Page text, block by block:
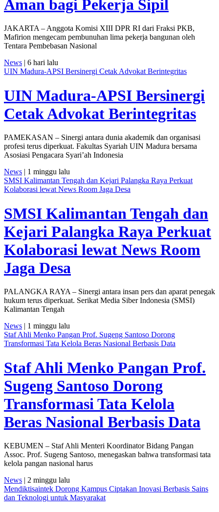
Aman bagi Pekerja Sipil
JAKARTA – Anggota Komisi XIII DPR RI dari Fraksi PKB,
Mafirion mengecam pembunuhan lima pekerja bangunan oleh
Tentara Pembebasan Nasional
News | 6 hari lalu
UIN Madura-APSI Bersinergi Cetak Advokat Berintegritas
UIN Madura-APSI Bersinergi
Cetak Advokat Berintegritas
PAMEKASAN – Sinergi antara dunia akademik dan organisasi
profesi terus diperkuat. Fakultas Syariah UIN Madura bersama
Asosiasi Pengacara Syari’ah Indonesia
News | 1 minggu lalu
SMSI Kalimantan Tengah dan Kejari Palangka Raya Perkuat
Kolaborasi lewat News Room Jaga Desa
SMSI Kalimantan Tengah dan
Kejari Palangka Raya Perkuat
Kolaborasi lewat News Room
Jaga Desa
PALANGKA RAYA – Sinergi antara insan pers dan aparat penegak
hukum terus diperkuat. Serikat Media Siber Indonesia (SMSI)
Kalimantan Tengah
News | 1 minggu lalu
Staf Ahli Menko Pangan Prof. Sugeng Santoso Dorong
Transformasi Tata Kelola Beras Nasional Berbasis Data
Staf Ahli Menko Pangan Prof.
Sugeng Santoso Dorong
Transformasi Tata Kelola
Beras Nasional Berbasis Data
KEBUMEN – Staf Ahli Menteri Koordinator Bidang Pangan
Assoc. Prof. Sugeng Santoso, menegaskan bahwa transformasi tata
kelola pangan nasional harus
News | 2 minggu lalu
Mendiktisaintek Dorong Kampus Ciptakan Inovasi Berbasis Sains
dan Teknologi untuk Masyarakat